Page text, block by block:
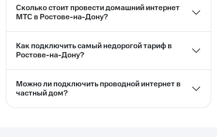
Сколько стоит провести домашний интернет
МТС в Ростове-на-Дону?
Как подключить самый недорогой тариф в
Ростове-на-Дону?
Можно ли подключить проводной интернет в
частный дом?⁣⁣